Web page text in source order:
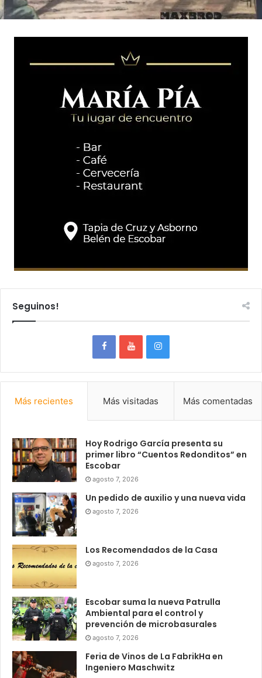
Seguinos!
Más recientes Más visitadas Más comentadas
Hoy Rodrigo García presenta su
primer libro “Cuentos Redonditos” en
Escobar
agosto 7, 2026
Un pedido de auxilio y una nueva vida
agosto 7, 2026
Los Recomendados de la Casa
agosto 7, 2026
Escobar suma la nueva Patrulla
Ambiental para el control y
prevención de microbasurales
agosto 7, 2026
Feria de Vinos de La FabrikHa en
Ingeniero Maschwitz